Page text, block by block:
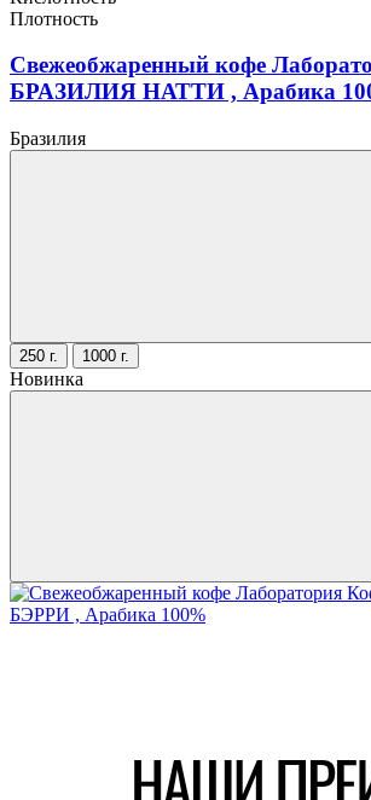
Плотность
Свежеобжаренный кофе
БРАЗИЛИЯ НАТТИ , Арабика
Бразилия
250 г.
1000 г.
Новинка